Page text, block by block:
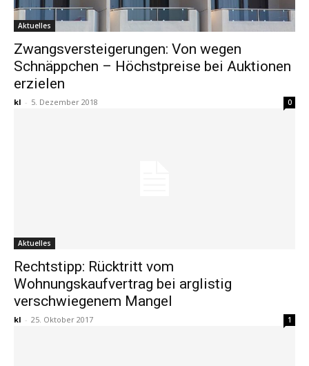
Aktuelles
Zwangsversteigerungen: Von wegen
Schnäppchen – Höchstpreise bei Auktionen
erzielen
kl - 5. Dezember 2018 0
Aktuelles
Rechtstipp: Rücktritt vom
Wohnungskaufvertrag bei arglistig
verschwiegenem Mangel
kl - 25. Oktober 2017 1